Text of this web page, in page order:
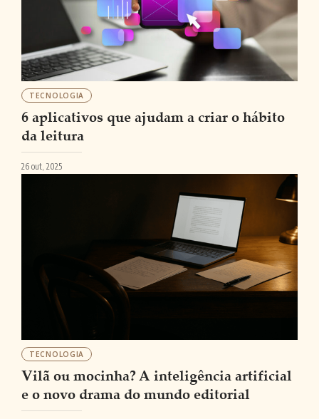
TECNOLOGIA
6 aplicativos que ajudam a criar o hábito
da leitura
26 out, 2025
TECNOLOGIA
Vilã ou mocinha? A inteligência artificial
e o novo drama do mundo editorial